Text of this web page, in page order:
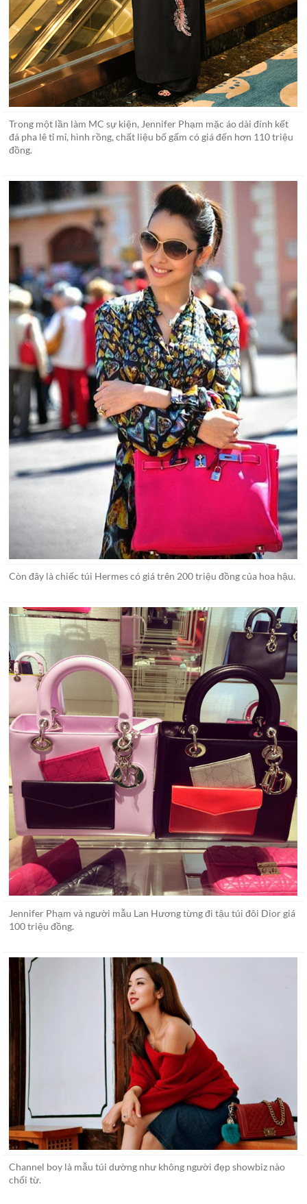
Trong một lần làm MC sự kiện, Jennifer Phạm mặc áo dài đính kết
đá pha lê tỉ mỉ, hình rồng, chất liệu bố gấm có giá đến hơn 110 triệu
đồng.
Còn đây là chiếc túi Hermes có giá trên 200 triệu đồng của hoa hậu.
Jennifer Phạm và người mẫu Lan Hương từng đi tậu túi đôi Dior giá
100 triệu đồng.
Channel boy là mẫu túi dường như không người đẹp showbiz nào
chối từ.